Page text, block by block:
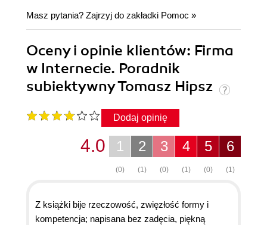
Masz pytania? Zajrzyj do zakładki Pomoc »
Oceny i opinie klientów: Firma
w Internecie. Poradnik
subiektywny Tomasz Hipsz
Dodaj opinię
6
(1)
5
(0)
4
(1)
3
(0)
2
(1)
1
(0)
4.0
Z książki bije rzeczowość, zwięzłość formy i
kompetencja; napisana bez zadęcia, piękną